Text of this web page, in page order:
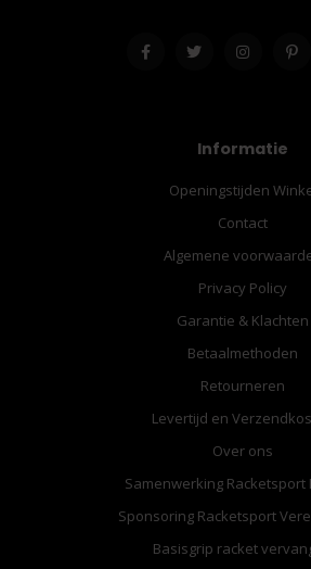
Informatie
Openingstijden
Contact
Algemene
Privacy Policy
Garantie & Klachten
Betaalmethoden
Retourneren
Levertijd en
Over ons
Samenwerking Racketsport
Sponsoring Racketsport
Basisgrip racket